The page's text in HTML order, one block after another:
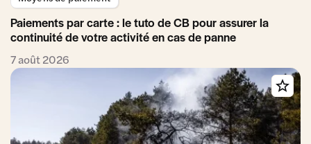
Paiements par carte : le tuto de CB pour assurer la
continuité de votre activité en cas de panne
7 août 2026